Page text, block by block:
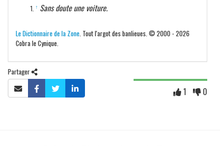
↑ Sans doute une voiture.
Le Dictionnaire de la Zone . Tout l'argot des banlieues. © 2000 - 2026
Cobra le Cynique.
Partager
1 0